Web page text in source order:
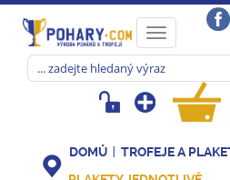
Toggle
navigation
DOMŮ TROFEJE A